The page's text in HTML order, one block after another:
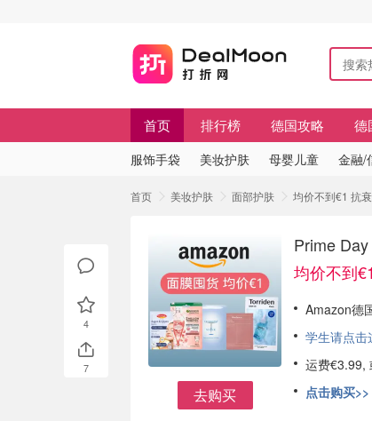
首页 排行榜 德国攻略 德
服饰手袋 美妆护肤 母婴儿童 金融/
首页 美妆护肤 面部护肤 均价不到€1 抗
去购买
Prime
均价不到
Amazon德
学生请点
运费€3.99,
点击购买>>
4
7